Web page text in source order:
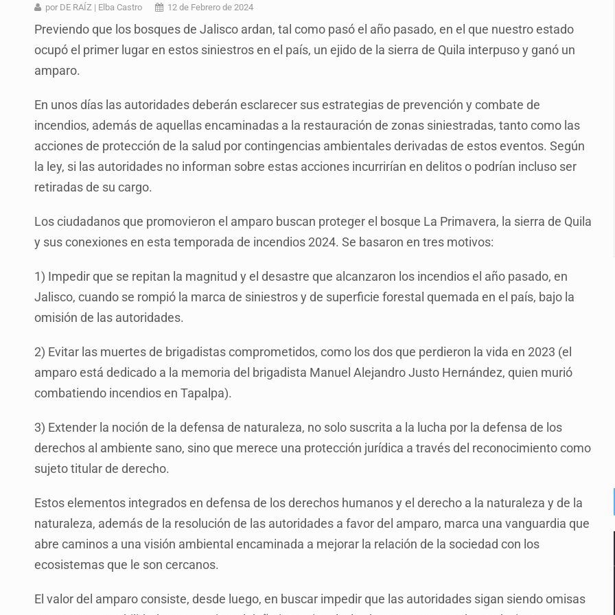
Mujer resulta lesionada tras ataque de pitbull en Zapopan
Vinculan a pareja que extorsionaba con peluches para exigir 'cobro de piso'
Mueren cuatro personas por volcadura en San Miguel el Alto
Sheinbaum se reúnen secretario de Estado del Vaticano
Vinculan a responsable de homicidio registrado en 2025 en Tlaquepaque
Buscan reformar Ley de Salud en Jalisco para emitir alertas sanitarias por mala calidad del agua
por DE RAÍZ | Elba Castro 12 de Febrero de 2024
Previendo que los bosques de Jalisco ardan, tal como pasó el año pasado, en el que nuestro estado
ocupó el primer lugar en estos siniestros en el país, un ejido de la sierra de Quila interpuso y ganó un
amparo.
En unos días las autoridades deberán esclarecer sus estrategias de prevención y combate de
incendios, además de aquellas encaminadas a la restauración de zonas siniestradas, tanto como las
acciones de protección de la salud por contingencias ambientales derivadas de estos eventos. Según
la ley, si las autoridades no informan sobre estas acciones incurrirían en delitos o podrían incluso ser
retiradas de su cargo.
Los ciudadanos que promovieron el amparo buscan proteger el bosque La Primavera, la sierra de Quila
y sus conexiones en esta temporada de incendios 2024. Se basaron en tres motivos:
1) Impedir que se repitan la magnitud y el desastre que alcanzaron los incendios el año pasado, en
Jalisco, cuando se rompió la marca de siniestros y de superficie forestal quemada en el país, bajo la
omisión de las autoridades.
2) Evitar las muertes de brigadistas comprometidos, como los dos que perdieron la vida en 2023 (el
amparo está dedicado a la memoria del brigadista Manuel Alejandro Justo Hernández, quien murió
combatiendo incendios en Tapalpa).
3) Extender la noción de la defensa de naturaleza, no solo suscrita a la lucha por la defensa de los
derechos al ambiente sano, sino que merece una protección jurídica a través del reconocimiento como
sujeto titular de derecho.
Estos elementos integrados en defensa de los derechos humanos y el derecho a la naturaleza y de la
naturaleza, además de la resolución de las autoridades a favor del amparo, marca una vanguardia que
abre caminos a una visión ambiental encaminada a mejorar la relación de la sociedad con los
ecosistemas que le son cercanos.
El valor del amparo consiste, desde luego, en buscar impedir que las autoridades sigan siendo omisas